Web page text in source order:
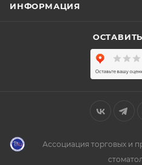
ИНФОРМАЦИЯ
Ассоциация торговых и